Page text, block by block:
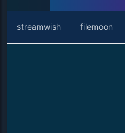
streamwish filemoon